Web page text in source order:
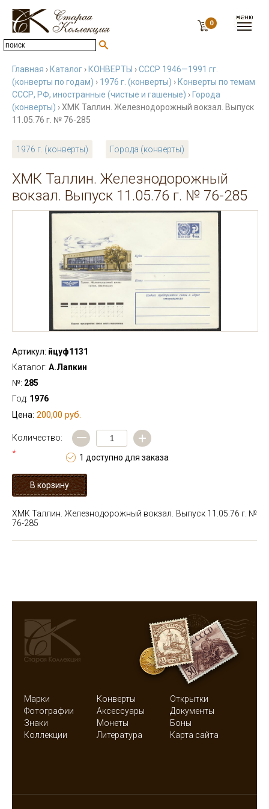
0
Главная › Каталог › КОНВЕРТЫ ›СССР 1946—1991 гг.
(конверты по годам) › 1976 г. (конверты) › Конверты по темам
СССР, РФ, иностранные (чистые и гашеные) › Города
(конверты) › ХМК Таллин. Железнодорожный вокзал. Выпуск
11.05.76 г. № 76-285
1976 г. (конверты) Города (конверты)
ХМК Таллин. Железнодорожный
вокзал. Выпуск 11.05.76 г. № 76-285
Артикул: йцуф1131
Каталог: А.Лапкин
№: 285
Год: 1976
Цена: 200,00 руб.
Количество:
*
— +
1 доступно для заказа
ХМК Таллин. Железнодорожный вокзал. Выпуск 11.05.76 г. №
76-285
Марки Конверты
Открытки
Фотографии
Аксессуары
Документы
Знаки
Монеты
Боны
Коллекции
Литература Карта сайта